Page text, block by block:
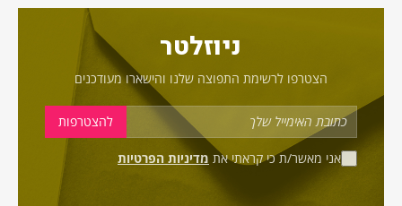
ניוזלטר
הצטרפו לרשימת התפוצה שלנו והישארו מעודכנים
אני מאשר/ת כי קראתי את מדיניות הפרטיות